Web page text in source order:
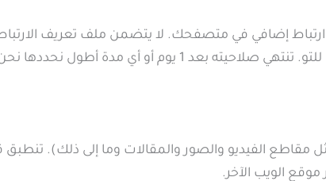
إضافي في متصفحك. لا يتضمن ملف تعريف
1 يوم أو أي مدة أطول نحددها نحن.
الفيديو والصور والمقالات وما إلى ذلك).
موقع الويب الآخر.